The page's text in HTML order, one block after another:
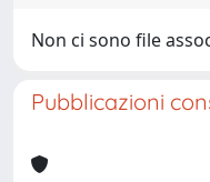
Non ci sono file
Pubblicazioni